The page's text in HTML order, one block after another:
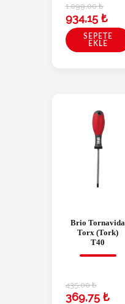
1.099,00₺
934,15 ₺
SEPETE
EKLE
Brio Tornavida
Torx (Tork)
T40
435,00₺
369,75 ₺